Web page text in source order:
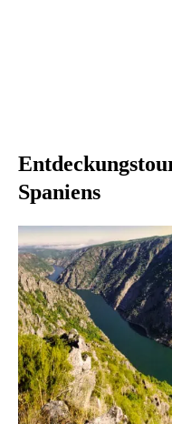
Spaniens